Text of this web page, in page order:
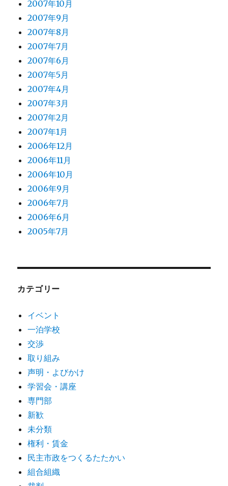
2007年10月
2007年9月
2007年8月
2007年7月
2007年6月
2007年5月
2007年4月
2007年3月
2007年2月
2007年1月
2006年12月
2006年11月
2006年10月
2006年9月
2006年7月
2006年6月
2005年7月
カテゴリー
イベント
一泊学校
交渉
取り組み
声明・よびかけ
学習会・講座
専門部
新歓
未分類
権利・賃金
民主市政をつくるたたかい
組合組織